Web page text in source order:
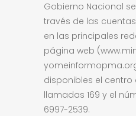
Gobierno Nacional
través de las cuentas
en las principales
página web
disponibles el
llamadas 169 y el
6997-2539.